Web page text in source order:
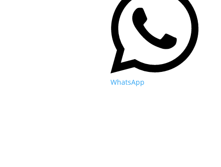
WhatsApp